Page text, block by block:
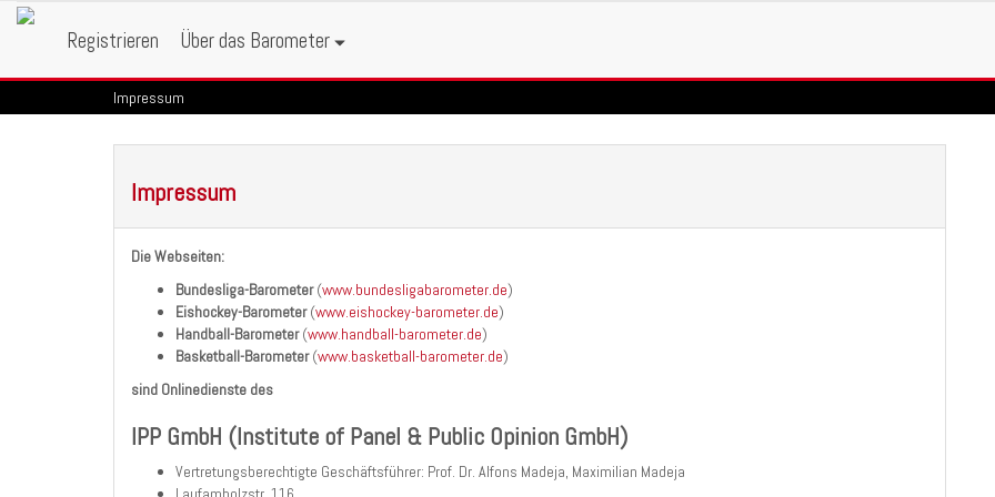
Registrieren Über das Barometer
Impressum
Impressum
Die Webseiten:
Bundesliga-Barometer(www.bundesligabarometer.de)
Eishockey-Barometer(www.eishockey-barometer.de)
Handball-Barometer(www.handball-barometer.de)
Basketball-Barometer(www.basketball-barometer.de)
sind Onlinedienste des
IPP GmbH (Institute of Panel & Public Opinion GmbH)
Vertretungsberechtigte Geschäftsführer: Prof. Dr. Alfons Madeja, Maximilian Madeja